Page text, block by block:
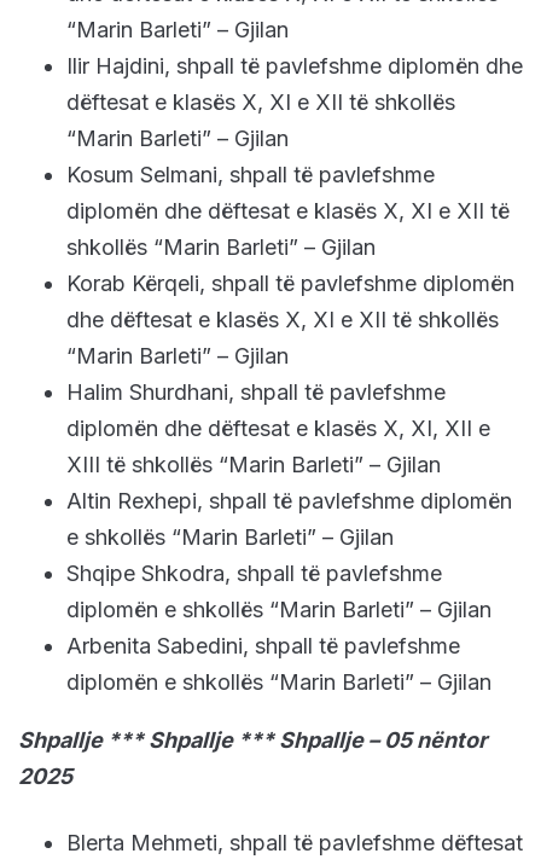
“Marin Barleti” – Gjilan
Ilir Hajdini, shpall të pavlefshme diplomën dhe
dëftesat e klasës X, XI e XII të shkollës
“Marin Barleti” – Gjilan
Kosum Selmani, shpall të pavlefshme
diplomën dhe dëftesat e klasës X, XI e XII të
shkollës “Marin Barleti” – Gjilan
Korab Kërqeli, shpall të pavlefshme diplomën
dhe dëftesat e klasës X, XI e XII të shkollës
“Marin Barleti” – Gjilan
Halim Shurdhani, shpall të pavlefshme
diplomën dhe dëftesat e klasës X, XI, XII e
XIII të shkollës “Marin Barleti” – Gjilan
Altin Rexhepi, shpall të pavlefshme diplomën
e shkollës “Marin Barleti” – Gjilan
Shqipe Shkodra, shpall të pavlefshme
diplomën e shkollës “Marin Barleti” – Gjilan
Arbenita Sabedini, shpall të pavlefshme
diplomën e shkollës “Marin Barleti” – Gjilan
Shpallje *** Shpallje *** Shpallje – 05 nëntor
2025
Blerta Mehmeti, shpall të pavlefshme dëftesat